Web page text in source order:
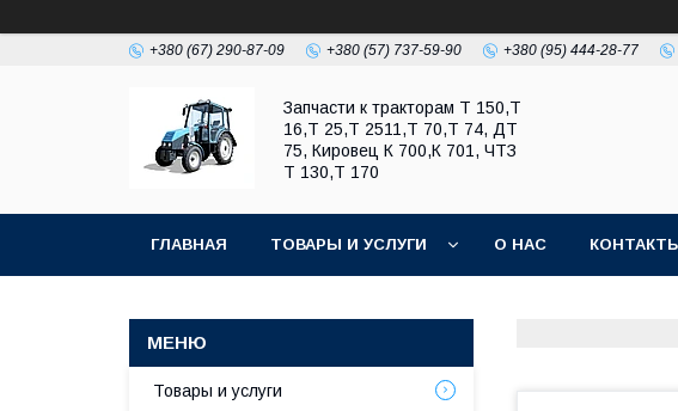
+380 (67) 290-87-09 +380 (57) 737-59-90 +380 (95) 444-28-77
Запчасти к тракторам Т 150,Т
16,Т 25,Т 2511,Т 70,Т 74, ДТ
75, Кировец К 700,К 701, ЧТЗ
Т 130,Т 170
ГЛАВНАЯ ТОВАРЫ И УСЛУГИ О НАС
Товары и услуги